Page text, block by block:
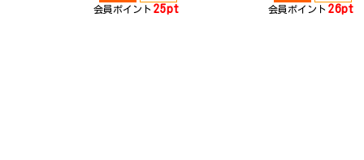
会員ポイント 25pt
会員ポイント 26pt